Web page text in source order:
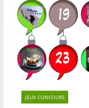
JEUX CONCOURS